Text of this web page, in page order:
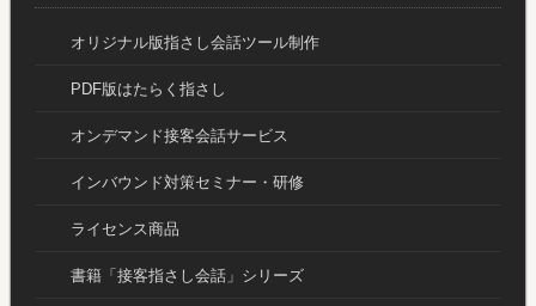
オリジナル版指さし会話ツール制作
PDF版はたらく指さし
オンデマンド接客会話サービス
インバウンド対策セミナー・研修
ライセンス商品
書籍「接客指さし会話」シリーズ